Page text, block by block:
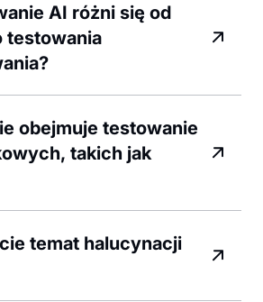
AI różni się od
testowania
obejmuje testowanie
takich jak
temat halucynacji